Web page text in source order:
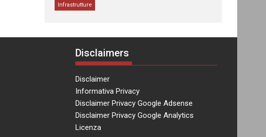
Infrastrutture
Disclaimers
Disclaimer
Informativa Privacy
Disclaimer Privacy Google Adsense
Disclaimer Privacy Google Analytics
Licenza